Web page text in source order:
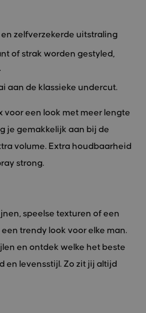
zelfverzekerde uitstraling
of strak worden gestyled,
aan de klassieke undercut.
voor een look met meer lengte
je gemakkelijk aan bij de
volume. Extra houdbaarheid
strong.
speelse texturen of een
trendy look voor elke man.
en ontdek welke het beste
en levensstijl. Zo zit jij altijd